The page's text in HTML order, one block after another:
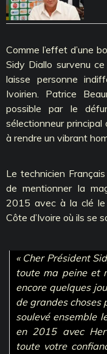
Comme l’effet d’une
Sidy Diallo survenu
laisse personne
Ivoirien. Patrice
possible par le
sélectionneur principal
à rendre un vibrant
Le technicien
de mentionner la
2015 avec à la clé le
Côte d’Ivoire où ils se
« Cher Président
toute ma peine et
encore quelques
de grandes choses
soulevé ensemble
en 2015 avec
toute votre